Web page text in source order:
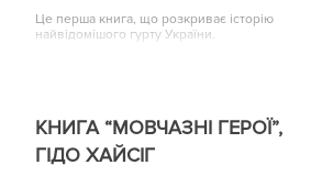
Це перша книга, що розкриває історію
найвідомішого гурту України.
КНИГА “МОВЧАЗНІ ГЕРОЇ”,
ГІДО ХАЙСІГ